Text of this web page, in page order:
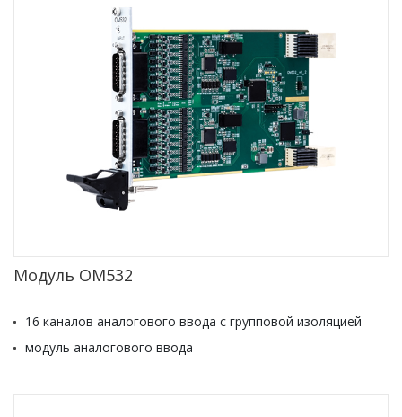
Модуль ОМ532
16 каналов аналогового ввода с групповой изоляцией
модуль аналогового ввода